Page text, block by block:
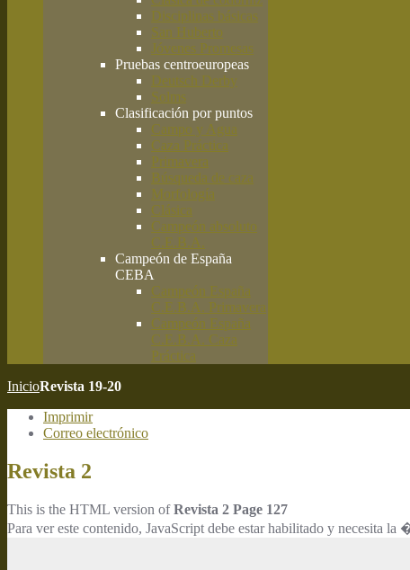
Disciplinas básicas
San Huberto
Jóvenes Promesas
Pruebas centroeuropeas
Deutsch Derby
Solms
Clasificación por puntos
Campo y Agua
Caza Práctica
Primavera
Búsqueda de caza
Morfología
Clásica
Campeón absoluto
C.E.B.A.
Campeón de España
CEBA
Campeón España
C.E.B.A. Primavera
Campeón España
C.E.B.A. Caza
Práctica
InicioRevista 19-20
Imprimir
Correo electrónico
Revista 2
This is the HTML version ofRevista 2 Page 127
Para ver este contenido, JavaScript debe estar habilitado y necesita